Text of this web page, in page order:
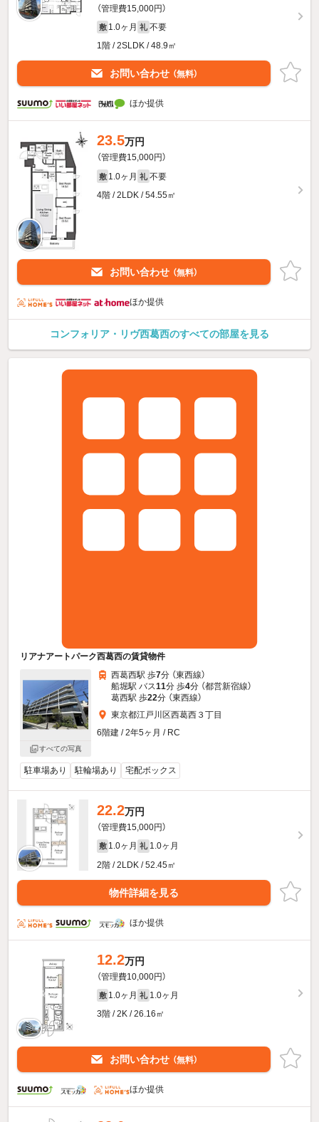
（管理費15,000円）
敷 1.0ヶ月 礼 不要
1階 / 2SLDK / 48.9㎡
お問い合わせ （無料）
ほか提供
23.5万円
（管理費15,000円）
敷 1.0ヶ月 礼 不要
4階 / 2LDK / 54.55㎡
お問い合わせ （無料）
ほか提供
コンフォリア・リヴ西葛西のすべての部屋を見る
リアナアートパーク西葛西の賃貸物件
すべての写真
西葛西駅 歩7分 （東西線）
船堀駅 バス11分 歩4分 （都営新宿線）
葛西駅 歩22分 （東西線）
東京都江戸川区西葛西３丁目
6階建 / 2年5ヶ月 / RC
駐車場あり 駐輪場あり 宅配ボックス
22.2万円
（管理費15,000円）
敷 1.0ヶ月 礼 1.0ヶ月
2階 / 2LDK / 52.45㎡
物件詳細を見る
ほか提供
12.2万円
（管理費10,000円）
敷 1.0ヶ月 礼 1.0ヶ月
3階 / 2K / 26.16㎡
お問い合わせ （無料）
ほか提供